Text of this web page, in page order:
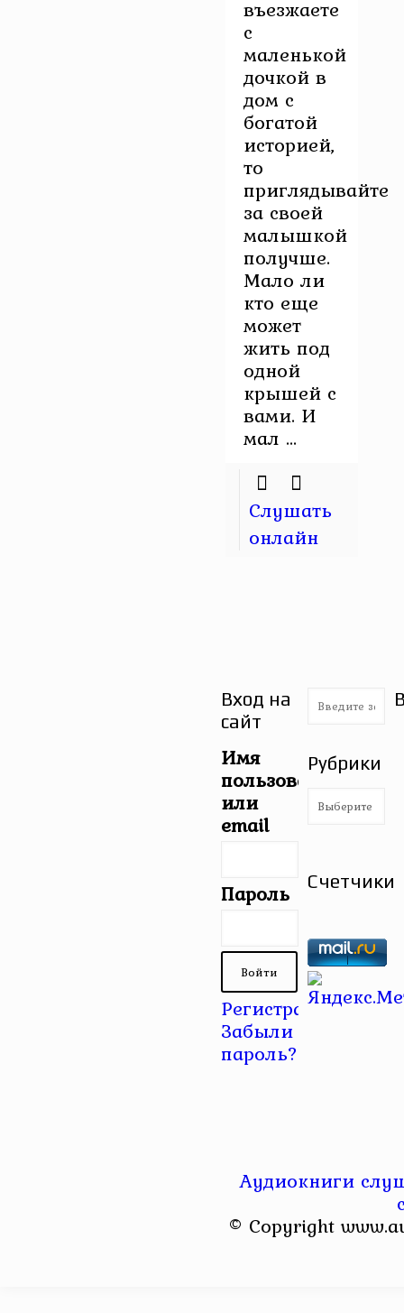
въезжаете
с
маленькой
дочкой в
дом с
богатой
историей,
то
приглядывайте
за своей
малышкой
получше.
Мало ли
кто еще
может
жить под
одной
крышей с
вами. И
мал ...
Слушать
онлайн
Вход на
сайт
Имя
пользователя
или
email
Пароль
Регистрация |
Забыли
пароль?
Рубрики
Рубрики
Счетчики
Аудиокниги
© Copyright